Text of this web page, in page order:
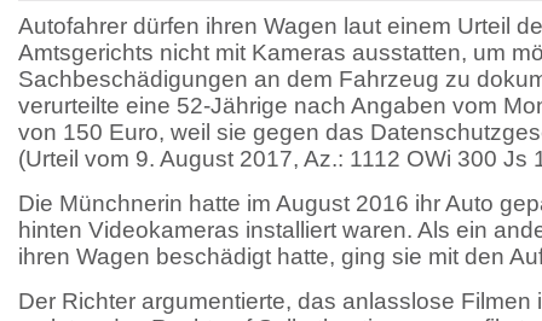
Autofahrer dürfen ihren Wagen laut einem Urteil
Amtsgerichts nicht mit Kameras ausstatten, um
Sachbeschädigungen an dem Fahrzeug zu
verurteilte eine 52-Jährige nach Angaben vom
von 150 Euro, weil sie gegen das
(Urteil vom 9. August 2017, Az.: 1112 OWi 300 Js
Die Münchnerin hatte im August 2016 ihr Auto
hinten Videokameras installiert waren. Als ein
ihren Wagen beschädigt hatte, ging sie mit den
Der Richter argumentierte, das anlasslose Filmen